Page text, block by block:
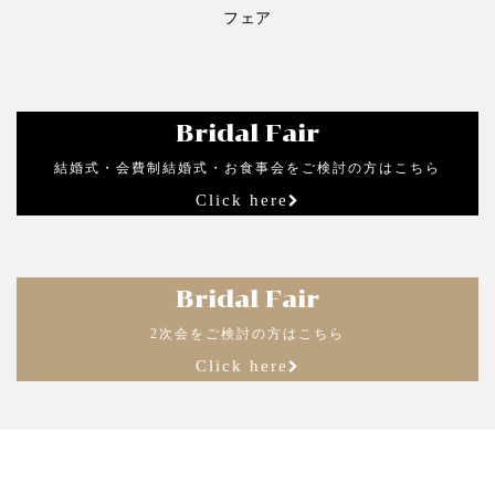
フェア
Bridal Fair
結婚式・会費制結婚式・お食事会をご検討の方はこちら
Click here
Bridal Fair
2次会をご検討の方はこちら
Click here